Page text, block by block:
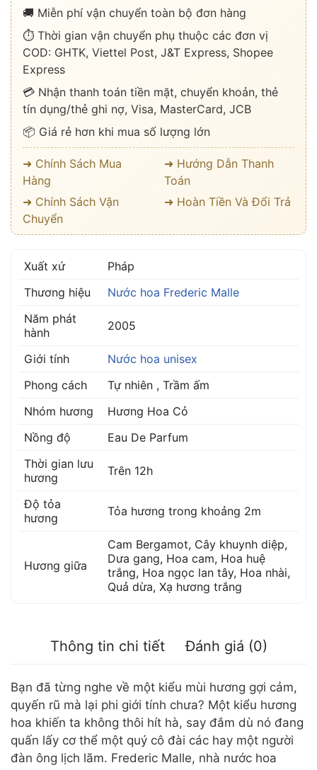
🚚 Miễn phí vận chuyển toàn bộ đơn hàng
⏱️ Thời gian vận chuyển phụ thuộc các đơn vị
COD: GHTK, Viettel Post, J&T Express, Shopee
Express
💳 Nhận thanh toán tiền mặt, chuyển khoản, thẻ
tín dụng/thẻ ghi nợ, Visa, MasterCard, JCB
📦 Giá rẻ hơn khi mua số lượng lớn
➜ Chính Sách Mua
Hàng
➜ Hướng Dẫn Thanh
Toán
➜ Chính Sách Vận
Chuyển
➜ Hoàn Tiền Và Đổi Trả
Xuất xứ
Pháp
Thương hiệu
Nước hoa Frederic Malle
Năm phát
hành
2005
Giới tính
Nước hoa unisex
Phong cách
Tự nhiên , Trầm ấm
Nhóm hương
Hương Hoa Cỏ
Nồng độ
Eau De Parfum
Thời gian lưu
hương
Trên 12h
Độ tỏa
hương
Tỏa hương trong khoảng 2m
Hương giữa
Cam Bergamot, Cây khuynh diệp,
Dưa gang, Hoa cam, Hoa huệ
trắng, Hoa ngọc lan tây, Hoa nhài,
Quả dừa, Xạ hương trắng
Thông tin chi tiết Đánh giá (0)
Bạn đã từng nghe về một kiểu mùi hương gợi cảm,
quyến rũ mà lại phi giới tính chưa? Một kiểu hương
hoa khiến ta không thôi hít hà, say đắm dù nó đang
quấn lấy cơ thể một quý cô đài các hay một người
đàn ông lịch lãm. Frederic Malle, nhà nước hoa